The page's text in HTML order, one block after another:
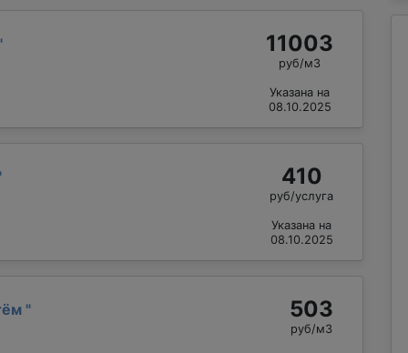
11003
руб/м3
Указана на
08.10.2025
410
руб/услуга
Указана на
08.10.2025
" 503
руб/м3